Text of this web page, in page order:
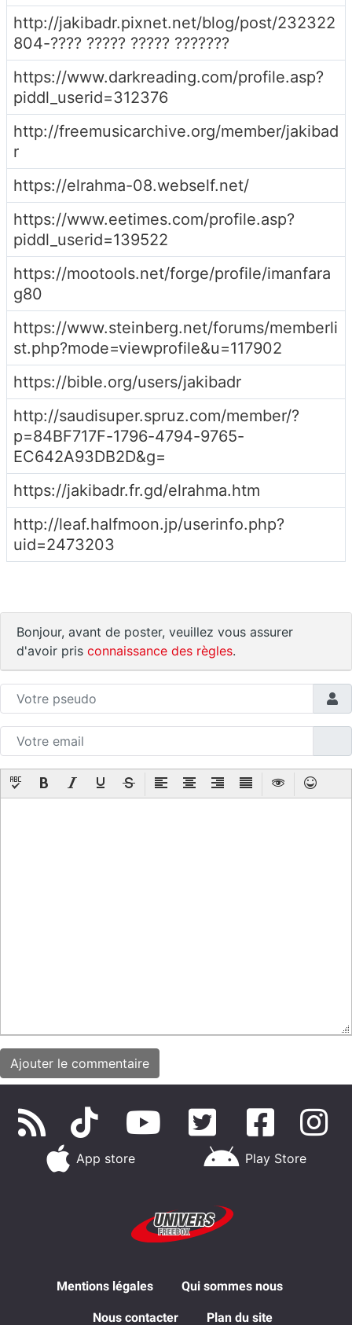
http://jakibadr.pixnet.net/blog/post/232322
804-???? ????? ????? ???????
https://www.darkreading.com/profile.asp?
piddl_userid=312376
http://freemusicarchive.org/member/jakibad
r
https://elrahma-08.webself.net/
https://www.eetimes.com/profile.asp?
piddl_userid=139522
https://mootools.net/forge/profile/imanfara
g80
https://www.steinberg.net/forums/memberli
st.php?mode=viewprofile&u=117902
https://bible.org/users/jakibadr
http://saudisuper.spruz.com/member/?
p=84BF717F-1796-4794-9765-
EC642A93DB2D&g=
https://jakibadr.fr.gd/elrahma.htm
http://leaf.halfmoon.jp/userinfo.php?
uid=2473203
Bonjour, avant de poster, veuillez vous assurer
d'avoir pris connaissance des règles.
App store Play Store
Mentions légales Qui sommes nous
Nous contacter Plan du site